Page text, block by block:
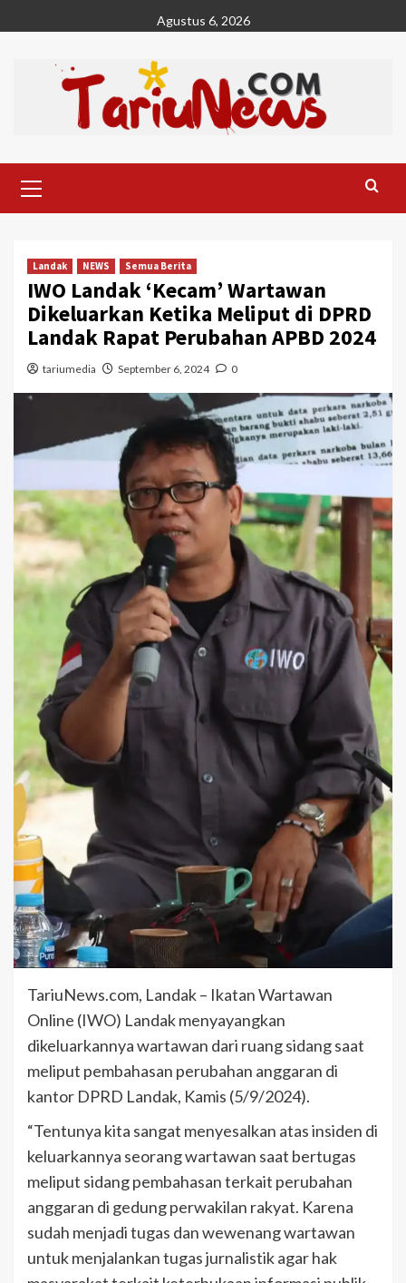
to
Agustus 6, 2026
Menu
Landak NEWS Semua Berita
IWO Landak ‘Kecam’ Wartawan
Dikeluarkan Ketika Meliput di DPRD
Landak Rapat Perubahan APBD 2024
tariumedia September 6, 2024 0
TariuNews.com, Landak – Ikatan Wartawan
Online (IWO) Landak menyayangkan
dikeluarkannya wartawan dari ruang sidang saat
meliput pembahasan perubahan anggaran di
kantor DPRD Landak, Kamis (5/9/2024).
“Tentunya kita sangat menyesalkan atas insiden di
keluarkannya seorang wartawan saat bertugas
meliput sidang pembahasan terkait perubahan
anggaran di gedung perwakilan rakyat. Karena
sudah menjadi tugas dan wewenang wartawan
untuk menjalankan tugas jurnalistik agar hak